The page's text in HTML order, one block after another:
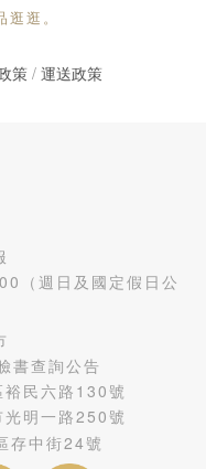
逛逛。
策/ 運送政策
週日及國定假日公
書查詢公告
裕民六路130號
光明一路250號
存中街24號